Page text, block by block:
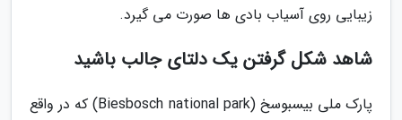
زیبایی روی آسیاب بادی ها صورت می گیرد.
شاهد شکل گرفتن یک دلتای جالب باشید
پارک ملی بیسبوسخ (Biesbosch national park) که در واقع